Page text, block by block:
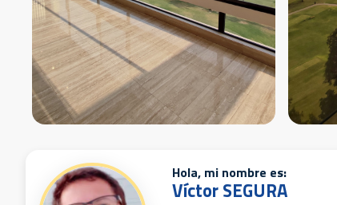
Hola, mi nombre es:
Víctor SEGURA